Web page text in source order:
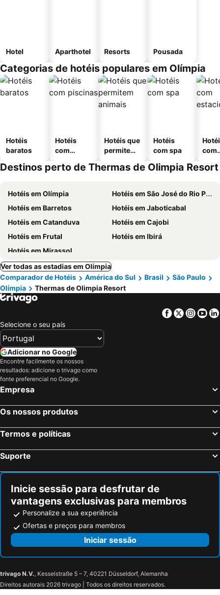
Hotel Aparthotel Resorts Pousada
Categorias de hotéis populares em Olímpia
Hotéis
baratos
Hotéis
com
Hotéis que
permitem
Hotéis
com spa
com
Destinos perto de Thermas de Olimpia Resort
Hotéis em Olímpia
Hotéis em São José do Rio Preto
Hotéis em Barretos
Hotéis em Jaboticabal
Hotéis em Catanduva
Hotéis em Cajobi
Hotéis em Frutal
Hotéis em Ibirá
Hotéis em Mirassol
Ver todas as estadias em Olímpia
Comparador de Hotéis
América do Sul Brasil
São Paulo
Olímpia
Thermas de Olimpia Resort
Facebook
Twitter
Selecione o seu país
Adicionar no Google
Encontre facilmente os nossos
resultados: adicione o trivago como
fonte preferencial no Google.
Empresa
Os nossos produtos
Termos e políticas
Suporte
Inicie sessão para desfrutar de
vantagens exclusivas para membros
Personalize a sua experiência
Ofertas e preços para membros
Iniciar sessão
trivago N.V., Kesselstraße 5 – 7, 40221 Düsseldorf, Alemanha
Direitos autorais 2026 trivago | Todos os direitos reservados.